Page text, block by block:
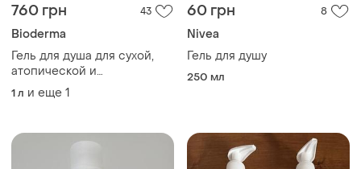
760 грн 43
Bioderma
Гель для душа для сухой,
атопической и
чувствительной кожи
bioderma atoderm 1 л
1 л и еще 1
60 грн 8
Nivea
Гель для душу
250 мл